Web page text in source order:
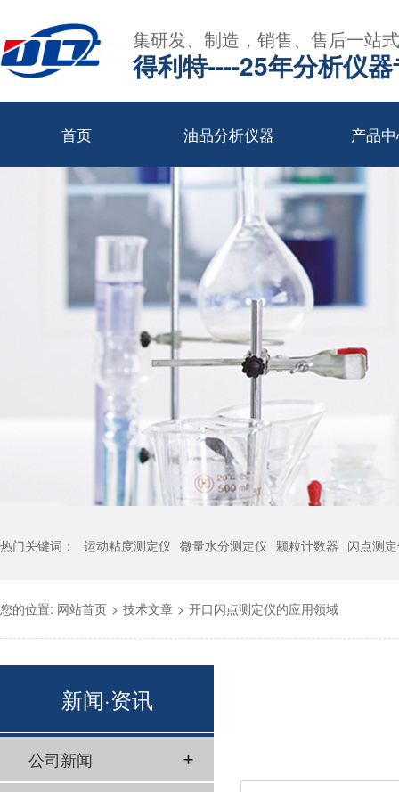
集研发、制造，销售、售后一站
得利特----25年分析仪
首页 油品分析仪器 产品
热门关键词： 运动粘度测定仪 微量水分测定仪 颗粒计数器 闪点测
您的位置: 网站首页 > 技术文章 > 开口闪点测定仪的应用领域
新闻·资讯
公司新闻